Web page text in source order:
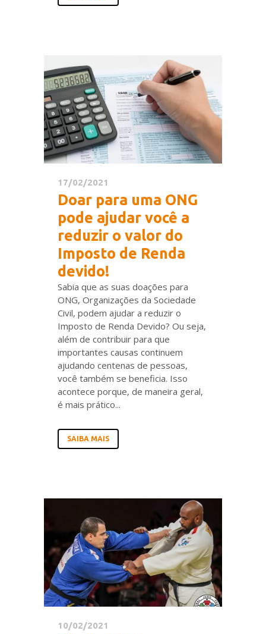
17/02/2021
Doar para uma ONG
pode ajudar você a
reduzir o valor do
Imposto de Renda
devido!
Sabia que as suas doações para
ONG, Organizações da Sociedade
Civil, podem ajudar a reduzir o
Imposto de Renda Devido? Ou seja,
além de contribuir para que
importantes causas continuem
ajudando centenas de pessoas,
você também se beneficia. Isso
acontece porque, de maneira geral,
é mais prático...
SAIBA MAIS
10/02/2021